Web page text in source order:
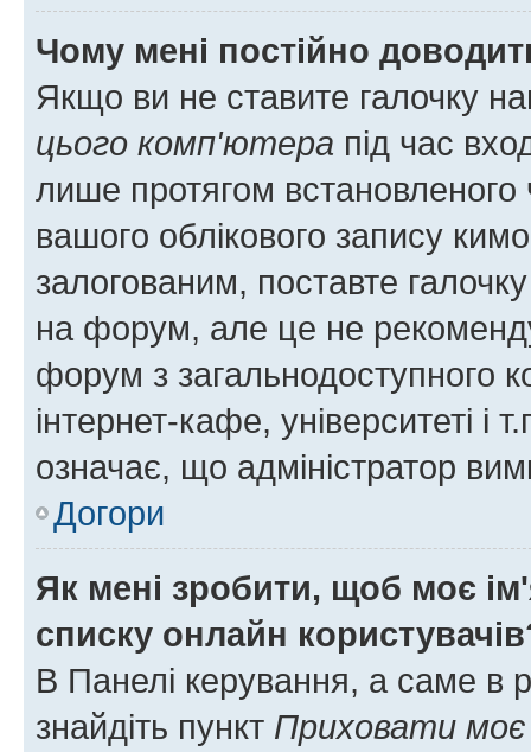
Чому мені постійно
Якщо ви не ставите галочку
цього комп'ютера під час
лише протягом встановленого
вашого облікового запису
залогованим, поставте
на форум, але це не
форум з загальнодоступного
інтернет-кафе, університеті і
означає, що адміністратор
Догори
Як мені зробити, щоб моє
списку онлайн
В Панелі керування, а саме в
знайдіть пункт Приховати моє